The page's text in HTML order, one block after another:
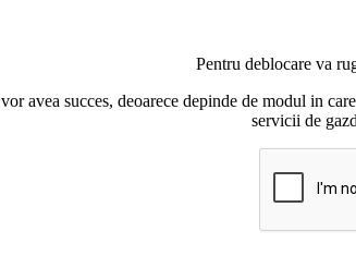
Pentru deblocare va
avea succes, deoarece depinde de modul in
servicii de